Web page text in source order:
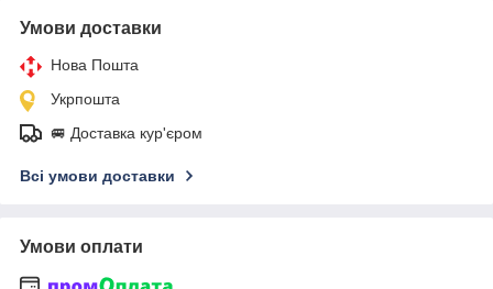
Умови доставки
Нова Пошта
Укрпошта
🚐 Доставка кур'єром
Всі умови доставки
Умови оплати